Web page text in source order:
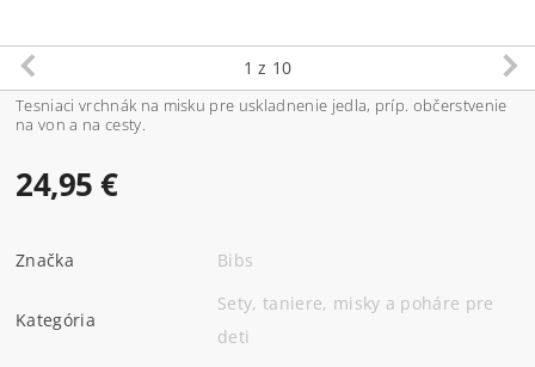
1 z 10
Tesniaci vrchnák na misku pre uskladnenie jedla, príp. občerstvenie
na von a na cesty.
24,95 €
Značka Bibs
Kategória
Sety, taniere, misky a poháre pre
deti